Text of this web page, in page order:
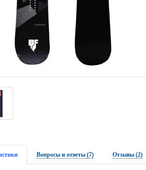
Вопросы и ответы (7) Отзывы (2)